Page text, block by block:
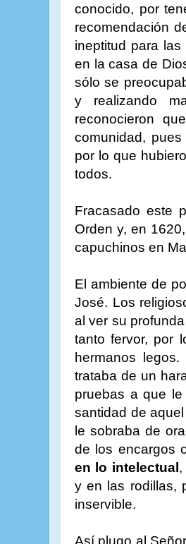
conocido, por
recomendación
ineptitud para
en la casa de
sólo se
y realizando
reconocieron
comunidad,
por lo que
todos.
Fracasado este
Orden y, en
capuchinos en
El ambiente de
José. Los
al ver su
tanto fervor, por
hermanos
trataba de un
pruebas a que le
santidad de
le sobraba de
de los encargos
en lo intelectual,
y en las rodillas,
inservible.
Así plugo al